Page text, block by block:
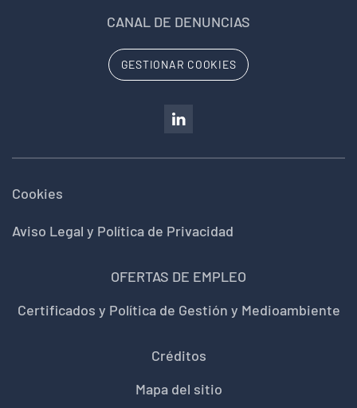
CANAL DE DENUNCIAS
GESTIONAR COOKIES
Cookies
Aviso Legal y Política de Privacidad
OFERTAS DE EMPLEO
Certificados y Política de Gestión y Medioambiente
Créditos
Mapa del sitio